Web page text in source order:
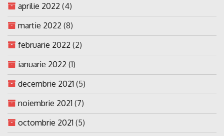
aprilie 2022 (4)
martie 2022 (8)
februarie 2022 (2)
ianuarie 2022 (1)
decembrie 2021 (5)
noiembrie 2021 (7)
octombrie 2021 (5)